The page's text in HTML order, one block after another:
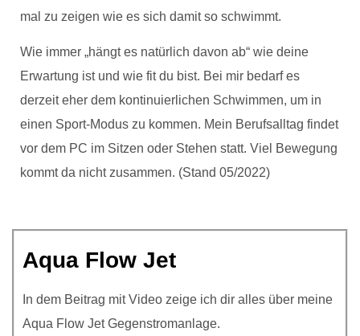
mal zu zeigen wie es sich damit so schwimmt.
Wie immer „hängt es natürlich davon ab“ wie deine
Erwartung ist und wie fit du bist. Bei mir bedarf es
derzeit eher dem kontinuierlichen Schwimmen, um in
einen Sport-Modus zu kommen. Mein Berufsalltag findet
vor dem PC im Sitzen oder Stehen statt. Viel Bewegung
kommt da nicht zusammen. (Stand 05/2022)
Aqua Flow Jet
In dem Beitrag mit Video zeige ich dir alles über meine
Aqua Flow Jet Gegenstromanlage.